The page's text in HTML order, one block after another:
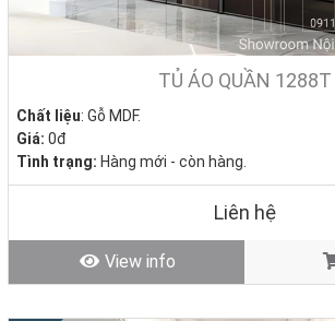
TỦ ÁO QUẦN 1288T
Chất liệu: Gỗ MDF.
Giá: 0đ
Tình trạng: Hàng mới - còn hàng.
Liên hệ
View info